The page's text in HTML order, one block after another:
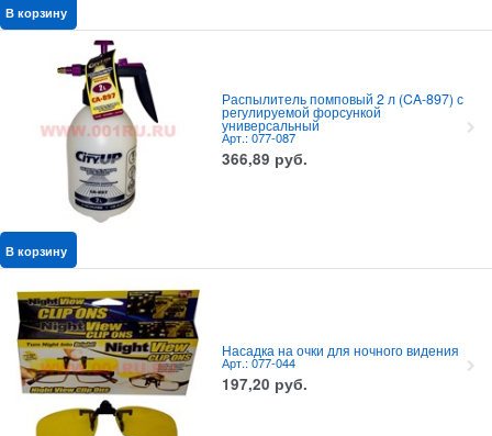
В корзину
Распылитель помповый 2 л (CA-897) с
регулируемой форсункой
универсальный
Арт.: 077-087
366,89 руб.
В корзину
Насадка на очки для ночного видения
Арт.: 077-044
197,20 руб.